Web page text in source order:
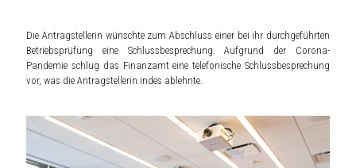
Die Antragstellerin wünschte zum Abschluss einer bei ihr durchgeführten
Betriebsprüfung eine Schlussbesprechung. Aufgrund der Corona-
Pandemie schlug das Finanzamt eine telefonische Schlussbesprechung
vor, was die Antragstellerin indes ablehnte.